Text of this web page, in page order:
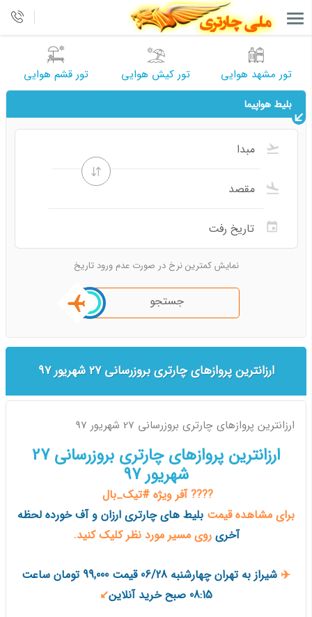
تور مشهد هوایی تور کیش هوایی تور قشم هوایی
بلیط هواپیما
نمایش کمترین نرخ در صورت عدم ورود تاریخ
جستجو
ارزانترین پروازهای چارتری بروزرسانی 27 شهریور 97
ارزانترین پروازهای چارتری بروزرسانی 27 شهریور 97
ارزانترین پروازهای چارتری بروزرسانی 27
شهریور 97
???? آفر ویژه #تیک_بال
برای مشاهده قیمت بلیط های چارتری ارزان و آف خورده لحظه
آخری روی مسیر مورد نظر کلیک کنید.
✈️
شیراز به تهران چهارشنبه 06/28 قیمت 99,000 تومان ساعت
08:15 صبح خرید آنلاین
↙️